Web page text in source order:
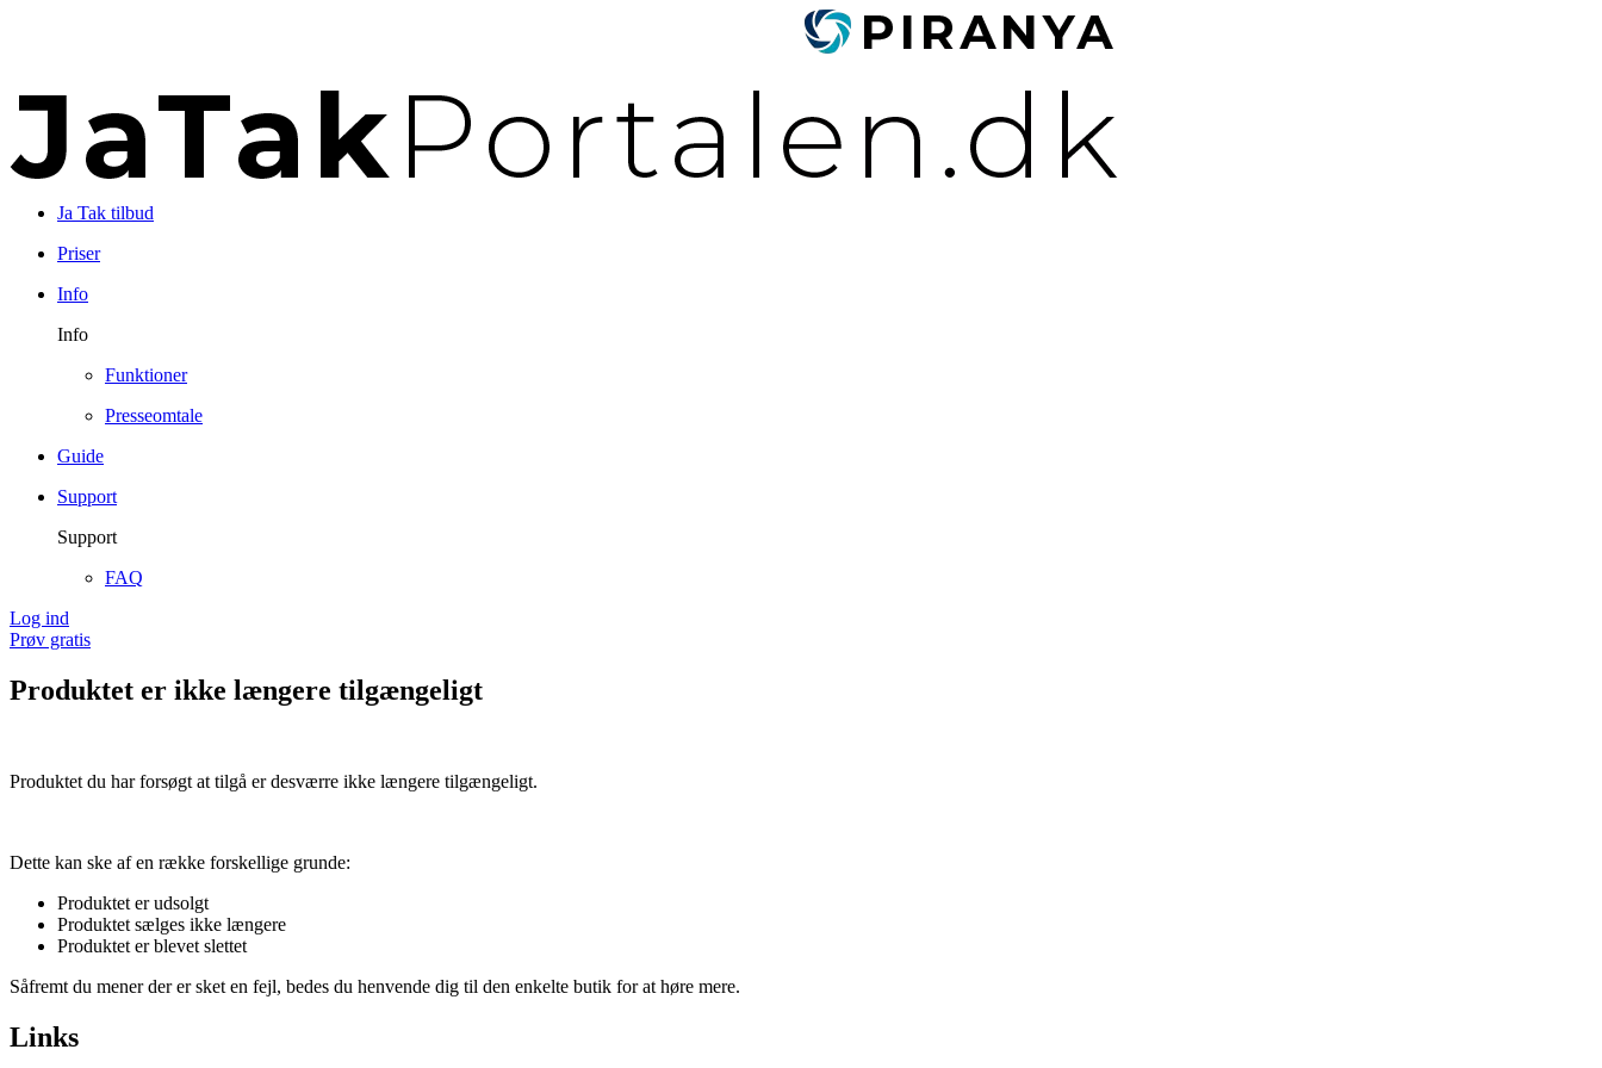
Ja Tak tilbud
Priser
Info
Info
Funktioner
Presseomtale
Guide
Support
Support
FAQ
Log ind
Prøv gratis
Produktet er ikke længere tilgængeligt
Produktet du har forsøgt at tilgå er desværre ikke længere tilgængeligt.
Dette kan ske af en række forskellige grunde:
Produktet er udsolgt
Produktet sælges ikke længere
Produktet er blevet slettet
Såfremt du mener der er sket en fejl, bedes du henvende dig til den enkelte butik for at høre mere.
Links